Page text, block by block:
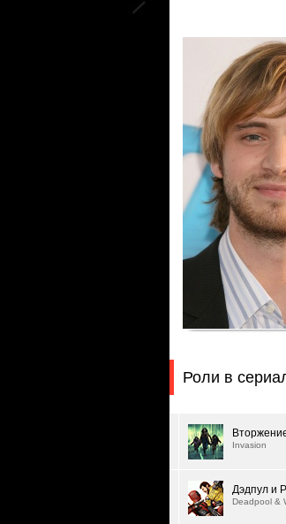
Роли в
Invasion
Дэдпул и
Deadpool &